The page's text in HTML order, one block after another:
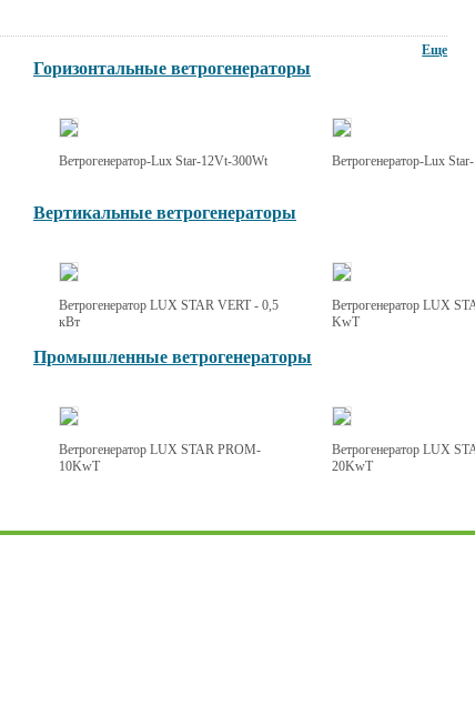
Еще
Горизонтальные ветрогенераторы
Ветрогенератор-Lux Star-12Vt-300Wt Ветрогенератор-Lux
Вертикальные ветрогенераторы
Ветрогенератор LUX STAR VERT - 0,5
кВт
Ветрогенератор LUX
KwT
Промышленные ветрогенераторы
Ветрогенератор LUX STAR PROM-
10KwT
Ветрогенератор LUX
20KwT